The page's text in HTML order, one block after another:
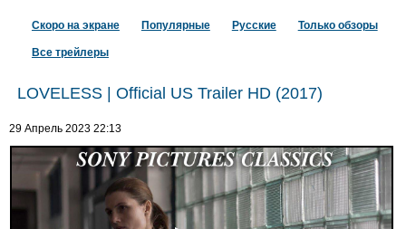
Скоро на экране Популярные Русские Только обзоры
Все трейлеры
LOVELESS | Official US Trailer HD (2017)
29 Апрель 2023 22:13